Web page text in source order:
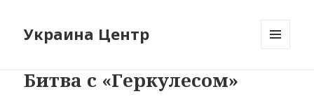
Украина Центр
Битва с «Геркулесом»